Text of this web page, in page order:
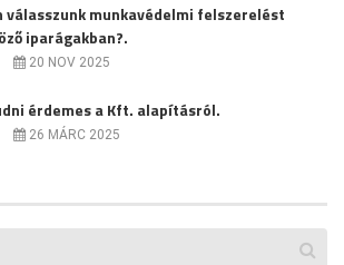
válasszunk munkavédelmi felszerelést
iparágakban?.
20 NOV 2025
érdemes a Kft. alapításról.
26 MÁRC 2025